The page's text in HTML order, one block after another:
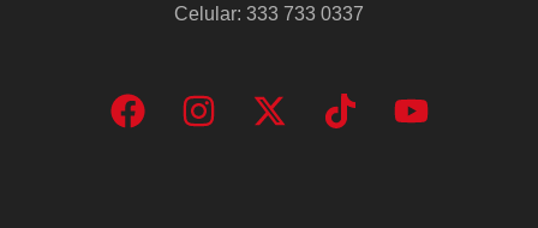
Celular: 333 733 0337